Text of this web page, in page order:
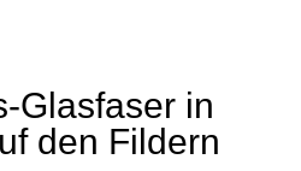
Glasfaser in
den Fildern